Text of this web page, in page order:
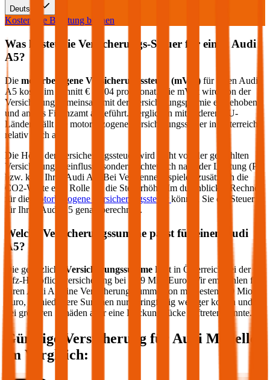
Deutsch
Kostenlose Beratung buchen
Was kostet die Versicherungs-Steuer für einenAudi
A5?
Die motorbezogene Versicherungssteuer (mVSt) für einen Audi
A5 kostet im Schnitt € 41,04 pro Monat. Die mVSt wird von der
Versicherung gemeinsam mit der Versicherungsprämie eingehoben
und an das Finanzamt abgeführt. Verglichen mit anderen EU-
Ländern fällt die motorbezogene Versicherungssteuer in Österreich
relativ hoch aus.
Die Höhe der Versicherungssteuer wird nicht von der gewählten
Versicherung beeinflusst, sondern richtet sich nach der Leistung (PS
bzw. kW) Ihres
Audi A5
. Bei Verbrennern spielen zusätzlich die
CO2-Werte eine Rolle für die Steuerhöhe. Im durchblicker Rechner
für die
motorbezogene Versicherungssteuer können Sie die Steuer
für Ihren
Audi A5 genau berechnen.
Welche Versicherungssumme passt für einen
Audi
A5?
Die gesetzliche Versicherungssumme liegt in Österreich bei der
Kfz-Haftpflichtversicherung bei 7,79 Mio. Euro. Wir empfehlen für
Ihren Audi A5
eine Versicherungssumme von mindestens 20 Mio.
Euro, da niedrigere Summen nur geringfügig weniger kosten und
bei größeren Schäden aber eine Deckungslücke auftreten könnte.
Günstige Versicherung für Audi Modelle
im Vergleich: